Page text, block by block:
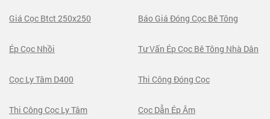
Giá Cọc Btct 250x250 Báo Giá Đóng Cọc Bê Tông
Ép Cọc Nhồi Tư Vấn Ép Cọc Bê Tông Nhà Dân
Cọc Ly Tâm D400 Thi Công Đóng Cọc
Thi Công Cọc Ly Tâm Cọc Dẫn Ép Âm